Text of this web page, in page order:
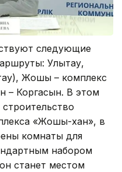
следующие
Улытау,
Жошы – комплекс
– Коргасын. В этом
«Жошы-хан», в
комнаты для
набором
станет местом